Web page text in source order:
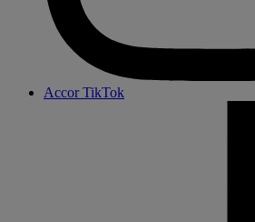
Accor TikTok